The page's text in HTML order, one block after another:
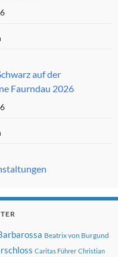
auf der
Faurndau 2026
Beatrix von Burgund
Caritas Führer Christian